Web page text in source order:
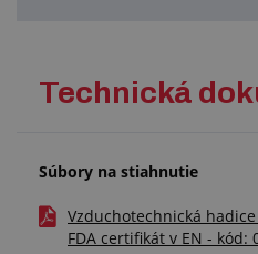
Technická
Súbory na stiahnutie
Vzduchotechnická hadice
FDA certifikát v EN - kód: